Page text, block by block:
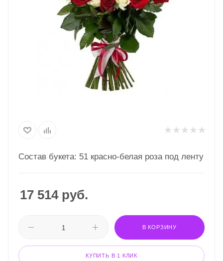
Состав букета: 51 красно-белая роза под ленту
17 514руб.
В КОРЗИНУ
КУПИТЬ В 1 КЛИК